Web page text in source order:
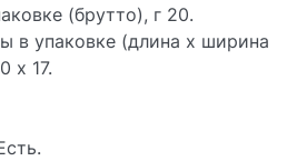
(брутто), г 20.
в упаковке (длина х ширина
х 17.